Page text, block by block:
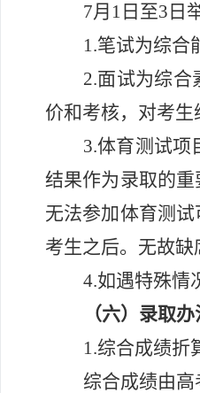
7月 1 日至3 日
1.笔试为综合
2.面试为综合
价和考核，对考
3.体育测试项
结果作为录取的
无法参加体育测
考生之后。无故
4.如遇特殊情
（六）录取办
1.综合成绩折
综合成绩由